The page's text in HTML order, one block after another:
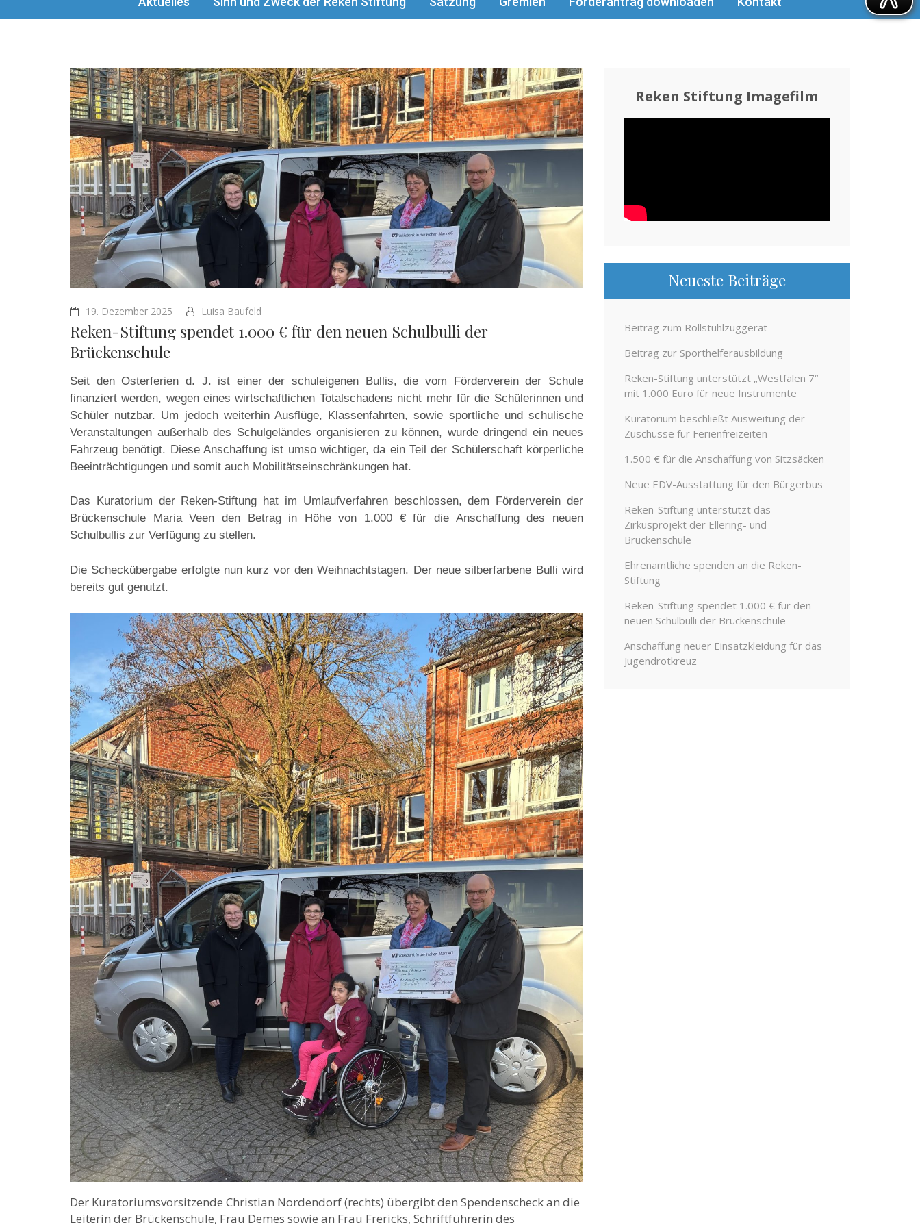
19. Dezember 2025 Luisa Baufeld
Reken-Stiftung spendet 1.000 € für den neuen Schulbulli der
Brückenschule
Seit den Osterferien d. J. ist einer der schuleigenen Bullis, die vom Förderverein der Schule
finanziert werden, wegen eines wirtschaftlichen Totalschadens nicht mehr für die Schülerinnen und
Schüler nutzbar. Um jedoch weiterhin Ausflüge, Klassenfahrten, sowie sportliche und schulische
Veranstaltungen außerhalb des Schulgeländes organisieren zu können, wurde dringend ein neues
Fahrzeug benötigt. Diese Anschaffung ist umso wichtiger, da ein Teil der Schülerschaft körperliche
Beeinträchtigungen und somit auch Mobilitätseinschränkungen hat.
Das Kuratorium der Reken-Stiftung hat im Umlaufverfahren beschlossen, dem Förderverein der
Brückenschule Maria Veen den Betrag in Höhe von 1.000 € für die Anschaffung des neuen
Schulbullis zur Verfügung zu stellen.
Die Scheckübergabe erfolgte nun kurz vor den Weihnachtstagen. Der neue silberfarbene Bulli wird
bereits gut genutzt.
Der Kuratoriumsvorsitzende Christian Nordendorf (rechts) übergibt den Spendenscheck an die
Leiterin der Brückenschule, Frau Demes sowie an Frau Frericks, Schriftführerin des
Reken Stiftung Imagefilm
Neueste Beiträge
Beitrag zum Rollstuhlzuggerät
Beitrag zur Sporthelferausbildung
Reken-Stiftung unterstützt „Westfalen 7“
mit 1.000 Euro für neue Instrumente
Kuratorium beschließt Ausweitung der
Zuschüsse für Ferienfreizeiten
1.500 € für die Anschaffung von Sitzsäcken
Neue EDV-Ausstattung für den Bürgerbus
Reken-Stiftung unterstützt das
Zirkusprojekt der Ellering- und
Brückenschule
Ehrenamtliche spenden an die Reken-
Stiftung
Reken-Stiftung spendet 1.000 € für den
neuen Schulbulli der Brückenschule
Anschaffung neuer Einsatzkleidung für das
Jugendrotkreuz